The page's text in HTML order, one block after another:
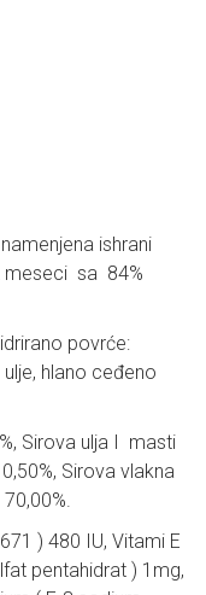
ishrani
meseci sa 84%
povrće:
hlano ceđeno
Sirova ulja I masti
Sirova vlakna
) 480 IU, Vitami E
pentahidrat ) 1mg,